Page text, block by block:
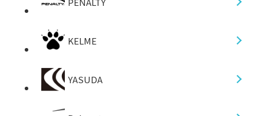
PENALTY
KELME
YASUDA